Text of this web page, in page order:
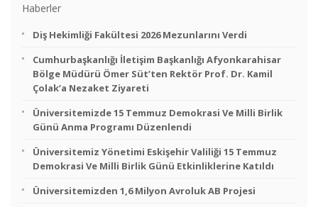
Haberler
Diş Hekimliği Fakültesi 2026 Mezunlarını Verdi
Cumhurbaşkanlığı İletişim Başkanlığı Afyonkarahisar
Bölge Müdürü Ömer Süt’ten Rektör Prof. Dr. Kamil
Çolak’a Nezaket Ziyareti
Üniversitemizde 15 Temmuz Demokrasi Ve Milli Birlik
Günü Anma Programı Düzenlendi
Üniversitemiz Yönetimi Eskişehir Valiliği 15 Temmuz
Demokrasi Ve Milli Birlik Günü Etkinliklerine Katıldı
Üniversitemizden 1,6 Milyon Avroluk AB Projesi